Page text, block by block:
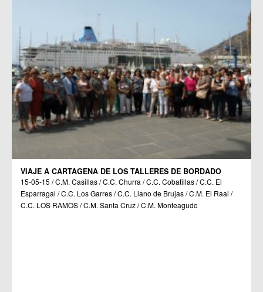
VIAJE A CARTAGENA DE LOS TALLERES DE BORDADO
15-05-15 / C.M. Casillas / C.C. Churra / C.C. Cobatillas / C.C. El
Esparragal / C.C. Los Garres / C.C. Llano de Brujas / C.M. El Raal /
C.C. LOS RAMOS / C.M. Santa Cruz / C.M. Monteagudo